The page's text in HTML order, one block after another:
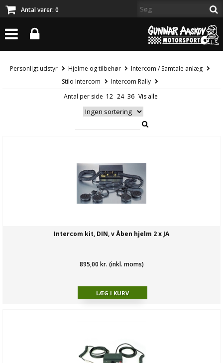
Antal varer: 0
Personligt udstyr Hjelme og tilbehør
Intercom / Samtale anlæg
Stilo Intercom
Intercom Rally
Antal per side
Intercom kit, DIN, v Åben hjelm 2 x JA
895,00 kr. (inkl. moms)